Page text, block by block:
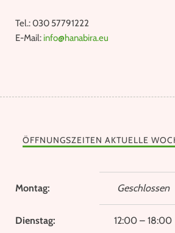
Tel.: 030 57791222
E-Mail: info@hanabira.eu
ÖFFNUNGSZEITEN AKTUELLE
Montag: Geschlossen
Dienstag: 12:00 – 18:00